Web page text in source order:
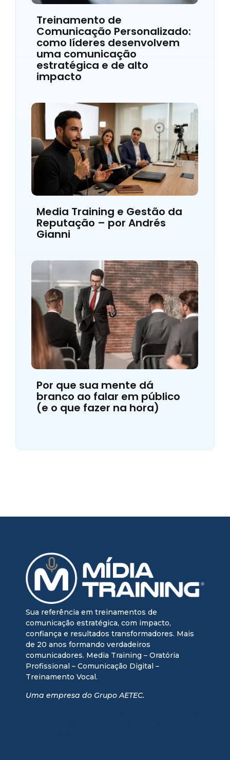
Treinamento de
Comunicação Personalizado:
como líderes desenvolvem
uma comunicação
estratégica e de alto
impacto
Media Training e Gestão da
Reputação – por Andrés
Gianni
Por que sua mente dá
branco ao falar em público
(e o que fazer na hora)
Sua referência em treinamentos de
comunicação estratégica, com impacto,
confiança e resultados transformadores. Mais
de 20 anos formando verdadeiros
comunicadores. Media Training – Oratória
Profissional – Comunicação Digital –
Treinamento Vocal.
Uma empresa do Grupo AETEC.